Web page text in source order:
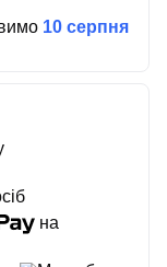
10 серпня
на